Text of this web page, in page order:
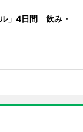
」4日間 飲み・